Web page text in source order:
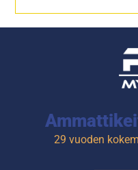
(k) 571 mm.
29 vuoden